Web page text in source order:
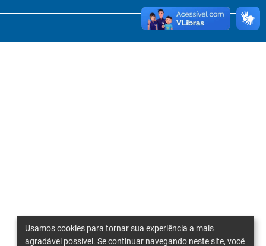
Usamos cookies para tornar sua experiência a mais
agradável possível. Se continuar navegando neste site, você